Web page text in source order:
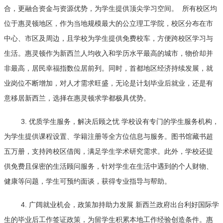
合，更融合资金与资源优势，为学生提供顶尖学习空间。 所有校区均
位于惠灵顿地区，作为当地规模最大的公立理工学院，校区分布在市
中心、市区及周边，且学校为学生提供免费校车，方便跨校区学习与
生活。惠灵顿作为新西兰人均收入和学历水平最高的城市，物价却并
非最高，居民幸福指数位居前列。同时，首都地区经济持续发展，就
业岗位不断增加，对人才需求旺盛，无论是计划毕业后就业，还是有
意移居新西兰，选择在惠灵顿求学都极具优势。
3. 优质学生服务，解决后顾之忧 学校设有专门的学生服务机构，
为学生提供课程设置、学籍注册等全方位信息与服务。图书馆藏书超
五万册，支持跨校区借阅，满足学生学术研究需求。此外，学校还提
供免费且保密的生活顾问服务，针对学生在生活中遇到的个人财物、
健康等问题，学生可预约面谈，获得专业指导与帮助。
4. 广阔就业机会，政策加持助力发展 新西兰政府出台利好国际学
生的毕业后工作签证政策，为留学生积累本地工作经验创造条件。惠